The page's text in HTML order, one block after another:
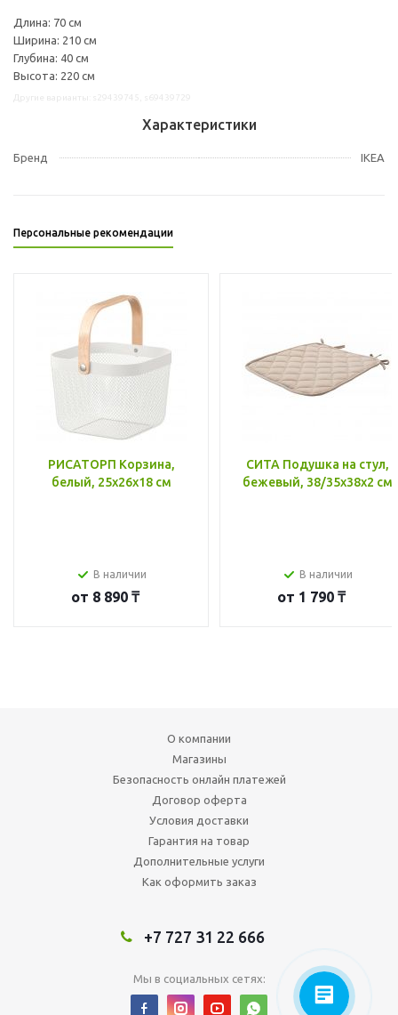
Длина: 70 см
Ширина: 210 см
Глубина: 40 см
Высота: 220 см
Характеристики
Бренд IKEA
Персональные рекомендации
РИСАТОРП Корзина,
белый, 25x26x18 см
В наличии
от 8 890 ₸
СИТА Подушка на стул,
бежевый, 38/35x38x2 см
В наличии
от 1 790 ₸
О компании
Магазины
Безопасность онлайн платежей
Договор оферта
Условия доставки
Гарантия на товар
Дополнительные услуги
Как оформить заказ
+7 727 31 22 666
Мы в социальных сетях: